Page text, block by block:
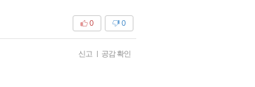
0
0
신고 | 공감 확인